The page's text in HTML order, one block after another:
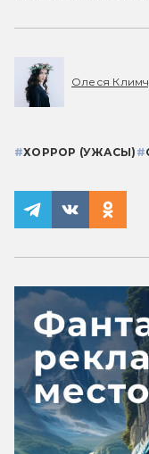
Олеся
#ХОРРОР (УЖАСЫ) #